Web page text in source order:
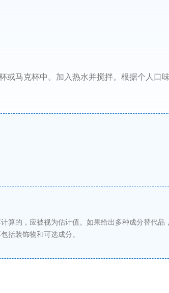
或马克杯中。加入热水并搅拌。根据个人口
算的，应被视为估计值。如果给出多种成分替代品
括装饰物和可选成分。